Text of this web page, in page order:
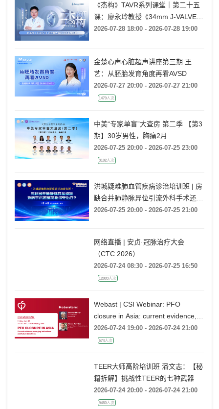
《杰构》TAVR系列课堂｜第二十五
课：廖永玲教授《34mm J-VALVE
TF 治疗超大瓣环AR的实战经验》
2026-07-28 18:00 - 2026-07-28 19:00
金楚心声心脏超声讲座第三期 王
艺：从胚胎发育角度再看AVSD
2026-07-27 20:00 - 2026-07-27 21:00
1479人次
中美“专家单盲”大查房 第二季 【第3
期】30岁男性，胸痛2月
2026-07-25 20:00 - 2026-07-25 23:00
3102人次
洪城疑难肺血管疾病诊治培训班 | 房
缺合并肺静脉异位引流外科手术还是
药物保守治疗?
2026-07-25 20:00 - 2026-07-25 21:00
网络直播 | 安贞·冠脉治疗大会
（CTC 2026）
2026-07-24 08:30 - 2026-07-25 16:50
12883人次
Webast | CSI Webinar: PFO
closure in Asia: current evidence,
emerging indications and future
directions
2026-07-24 19:00 - 2026-07-24 21:00
674人次
TEER大师高阶培训班 潘文志：【秘
籍拆解】挑战性TEER的七种武器
2026-07-24 20:00 - 2026-07-24 21:00
9480人次